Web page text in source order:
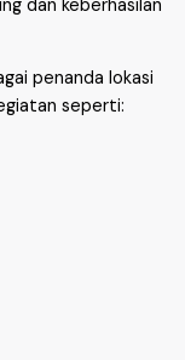
dan keberhasilan
penanda lokasi
seperti: